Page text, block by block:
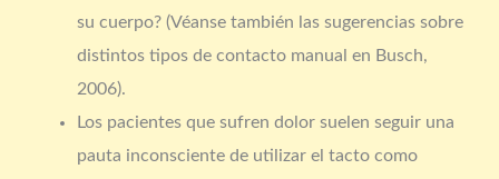
su cuerpo? (Véanse también las sugerencias sobre
distintos tipos de contacto manual en Busch,
2006).
Los pacientes que sufren dolor suelen seguir una
pauta inconsciente de utilizar el tacto como